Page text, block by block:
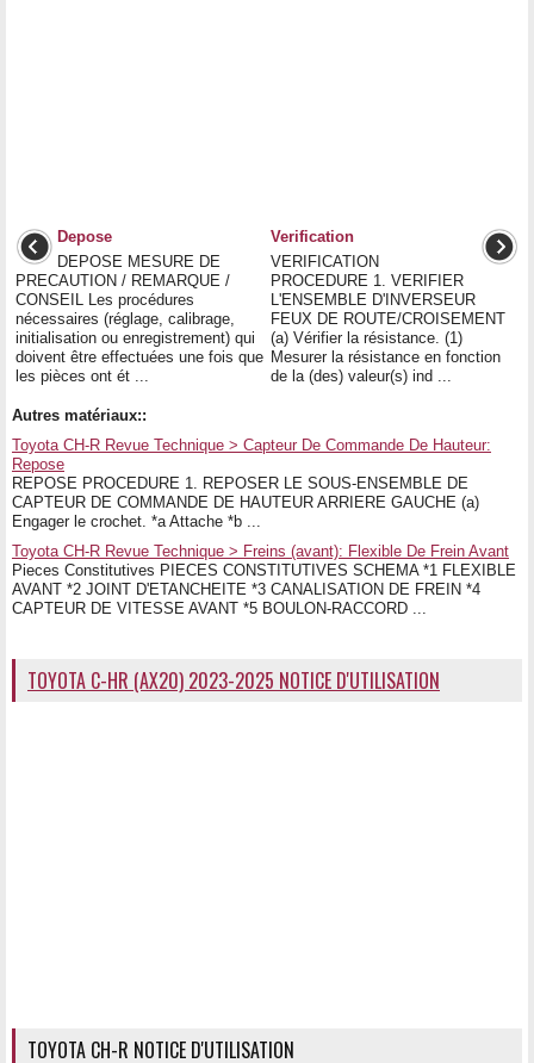
Depose
DEPOSE MESURE DE
PRECAUTION / REMARQUE /
CONSEIL Les procédures
nécessaires (réglage, calibrage,
initialisation ou enregistrement) qui
doivent être effectuées une fois que
les pièces ont ét ...
Verification
VERIFICATION
PROCEDURE 1. VERIFIER
L'ENSEMBLE D'INVERSEUR
FEUX DE ROUTE/CROISEMENT
(a) Vérifier la résistance. (1)
Mesurer la résistance en fonction
de la (des) valeur(s) ind ...
Autres matériaux::
Toyota CH-R Revue Technique > Capteur De Commande De Hauteur:
Repose
REPOSE PROCEDURE 1. REPOSER LE SOUS-ENSEMBLE DE
CAPTEUR DE COMMANDE DE HAUTEUR ARRIERE GAUCHE (a)
Engager le crochet. *a Attache *b ...
Toyota CH-R Revue Technique > Freins (avant): Flexible De Frein Avant
Pieces Constitutives PIECES CONSTITUTIVES SCHEMA *1 FLEXIBLE
AVANT *2 JOINT D'ETANCHEITE *3 CANALISATION DE FREIN *4
CAPTEUR DE VITESSE AVANT *5 BOULON-RACCORD ...
TOYOTA C-HR (AX20) 2023-2025 NOTICE D'UTILISATION
TOYOTA CH-R NOTICE D'UTILISATION